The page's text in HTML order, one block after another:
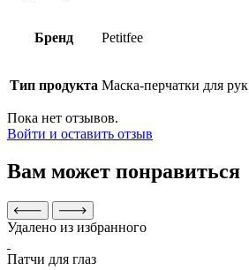
Бренд Petitfee
Тип продукта Маска-перчатки для рук
Пока нет отзывов.
Войти и оставить отзыв
Вам может понравиться
Удалено из избранного
Патчи для глаз